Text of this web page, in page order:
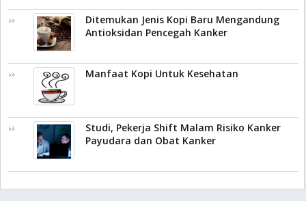
Ditemukan Jenis Kopi Baru Mengandung
Antioksidan Pencegah Kanker
Manfaat Kopi Untuk Kesehatan
Studi, Pekerja Shift Malam Risiko Kanker
Payudara dan Obat Kanker